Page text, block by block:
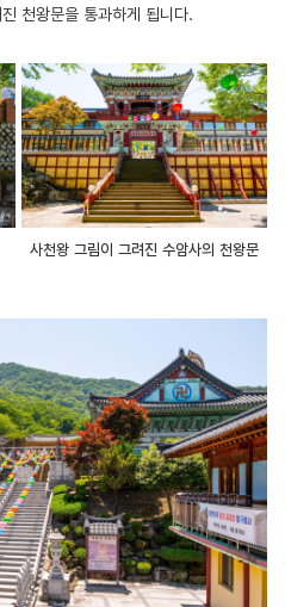
천왕문을 통과하게 됩니다.
사천왕 그림이 그려진 수암사의 천왕문